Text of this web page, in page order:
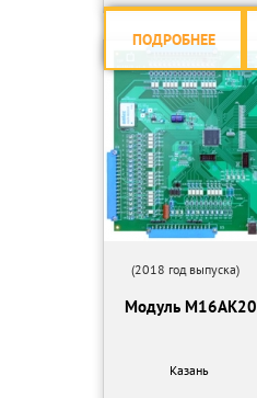
ПОДРОБНЕЕ
(2018 год выпуска)
Модуль М16АК20
Казань